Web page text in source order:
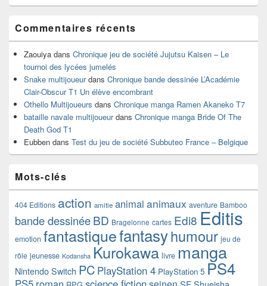
Commentaires récents
Zaouiya dans Chronique jeu de société Jujutsu Kaisen – Le
tournoi des lycées jumelés
Snake multijoueurdans Chronique bande dessinée L’Académie
Clair-Obscur T1 Un élève encombrant
Othello Multijoueurs dans Chronique manga Ramen Akaneko T7
bataille navale multijoueurdans Chronique manga Bride Of The
Death God T1
Eubben dans Test du jeu de société Subbuteo France – Belgique
Mots-clés
404 Editions action amitie animal animaux aventure Bamboo
bande dessinéeBD Bragelonne cartes Edi8 Editis
emotion fantastiquefantasyhumour jeu de
rôle jeunesse Kodansha Kurokawa livre manga
Nintendo Switch PC PlayStation 4 PlayStation 5 PS4